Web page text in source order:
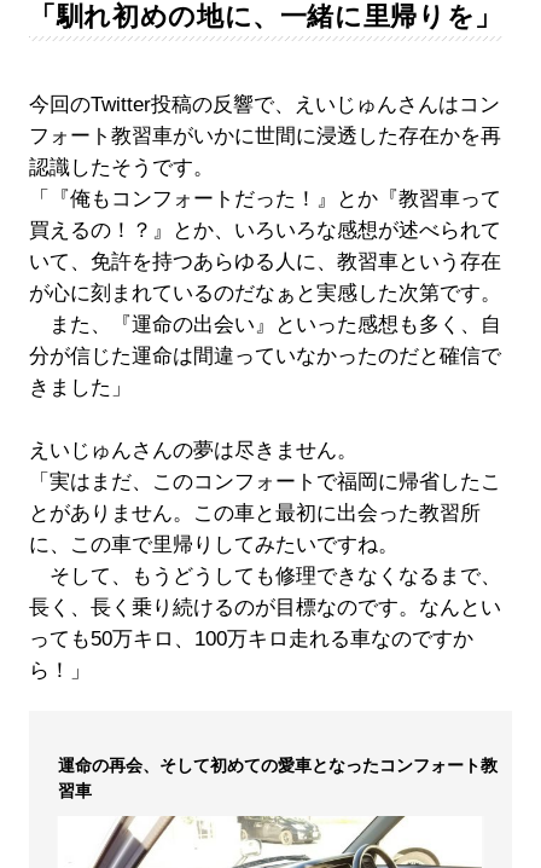
「馴れ初めの地に、一緒に里帰りを」
今回のTwitter投稿の反響で、えいじゅんさんはコン
フォート教習車がいかに世間に浸透した存在かを再
認識したそうです。
「『俺もコンフォートだった！』とか『教習車って
買えるの！？』とか、いろいろな感想が述べられて
いて、免許を持つあらゆる人に、教習車という存在
が心に刻まれているのだなぁと実感した次第です。
また、『運命の出会い』といった感想も多く、自
分が信じた運命は間違っていなかったのだと確信で
きました」
えいじゅんさんの夢は尽きません。
「実はまだ、このコンフォートで福岡に帰省したこ
とがありません。この車と最初に出会った教習所
に、この車で里帰りしてみたいですね。
そして、もうどうしても修理できなくなるまで、
長く、長く乗り続けるのが目標なのです。なんとい
っても50万キロ、100万キロ走れる車なのですか
ら！」
運命の再会、そして初めての愛車となったコンフォート教
習車